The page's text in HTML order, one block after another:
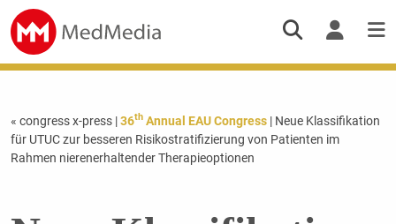
« congress x-press |36thAnnual EAU Congress| Neue Klassifikation
für UTUC zur besseren Risikostratifizierung von Patienten im
Rahmen nierenerhaltender Therapieoptionen